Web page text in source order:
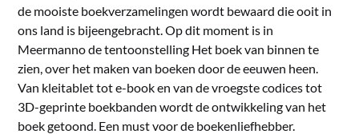
de mooiste boekverzamelingen wordt bewaard die ooit in
ons land is bijeengebracht. Op dit moment is in
Meermanno de tentoonstelling Het boek van binnen te
zien, over het maken van boeken door de eeuwen heen.
Van kleitablet tot e-book en van de vroegste codices tot
3D-geprinte boekbanden wordt de ontwikkeling van het
boek getoond. Een must voor de boekenliefhebber.